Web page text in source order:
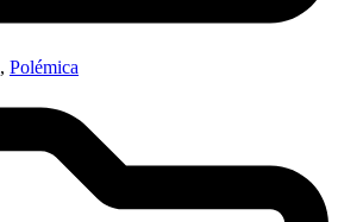
, Polémica